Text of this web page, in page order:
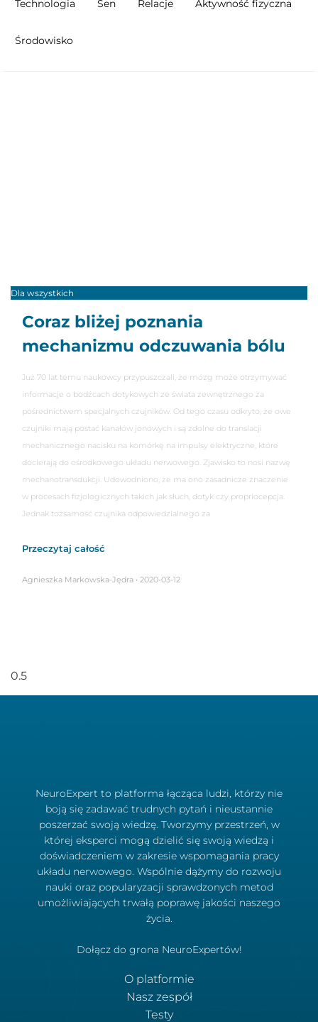
Technologia Sen Relacje Aktywność fizyczna
Środowisko
Dla wszystkich
Coraz bliżej poznania
mechanizmu odczuwania bólu
Już 70 lat temu naukowcy przypuszczali, że mózg może otrzymywać
informacje o bodźcach dotykowych ze świata zewnętrznego za
pośrednictwem specjalnych czujników. Od tego czasu odkryto, że owe
czujniki mają postać kanałów jonowych i są zdolne do translacji
mechanicznego nacisku na komórkę na impulsy elektryczne, które
docierają do ośrodkowego układu nerwowego. Zjawisko to nosi nazwę
mechanotransdukcji. Udowodniono, że ma ono zasadnicze znaczenie
w procesach fizjologicznych takich jak słuch, dotyk czy propriocepcja.
Jednak tożsamość czujnika odpowiedzialnego za
Przeczytaj całość
Agnieszka Markowska-Jędra 2020-03-12
NeuroExpert to platforma łącząca ludzi, którzy nie
boją się zadawać trudnych pytań i nieustannie
poszerzać swoją wiedzę. Tworzymy przestrzeń, w
której eksperci mogą dzielić się swoją wiedzą i
doświadczeniem w zakresie wspomagania pracy
układu nerwowego. Wspólnie dążymy do rozwoju
nauki oraz popularyzacji sprawdzonych metod
umożliwiających trwałą poprawę jakości naszego
życia.
Dołącz do grona NeuroExpertów!
O platformie
Nasz zespół
Testy